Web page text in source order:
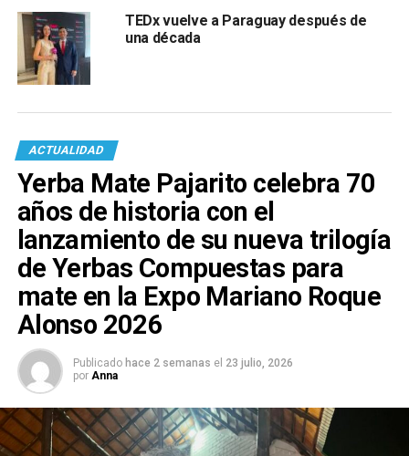
TEDx vuelve a Paraguay después de
una década
ACTUALIDAD
Yerba Mate Pajarito celebra 70
años de historia con el
lanzamiento de su nueva trilogía
de Yerbas Compuestas para
mate en la Expo Mariano Roque
Alonso 2026
Publicado hace 2 semanas el 23 julio, 2026
por Anna